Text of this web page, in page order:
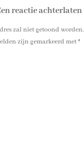
reactie achterlaten
zal niet getoond worden.
zijn gemarkeerd met*